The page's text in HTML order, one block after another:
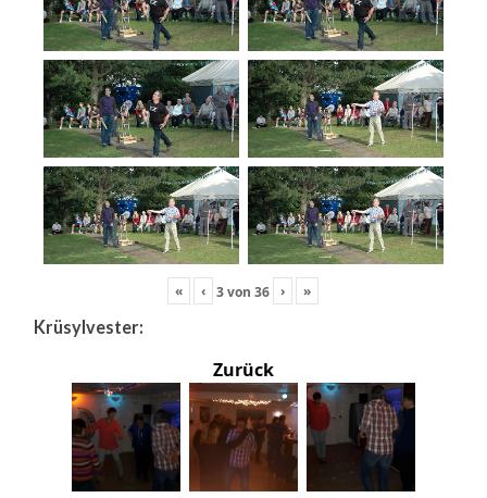
« ‹ 3von36 › »
Krüsylvester:
Zurück